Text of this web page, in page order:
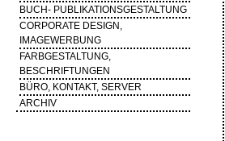
BUCH- PUBLIKATIONSGESTALTUNG
CORPORATE DESIGN,
IMAGEWERBUNG
FARBGESTALTUNG,
BESCHRIFTUNGEN
BÜRO, KONTAKT, SERVER
ARCHIV